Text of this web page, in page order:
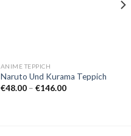
ANIME TEPPICH
Naruto Und Kurama Teppich
€48.00 – €146.00Preisspanne: